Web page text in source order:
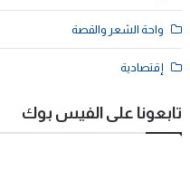
واحة الشعر والقصة
إقتصادية
تابعونا على الفيس بوك